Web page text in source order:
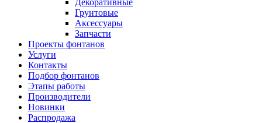
Декоративные
Грунтовые
Аксессуары
Запчасти
Проекты фонтанов
Услуги
Контакты
Подбор фонтанов
Этапы работы
Производители
Новинки
Распродажа